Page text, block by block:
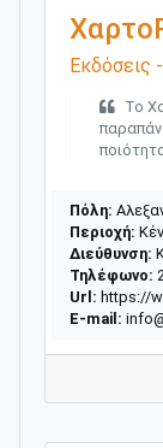
Εκδόσεις
Το
Πόλη:
Περιοχή:
Διεύθυνση:
Τηλέφωνο:
Url: https://
E-mail: